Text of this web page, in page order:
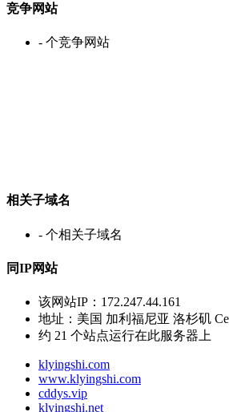
竞争网站
- 个竞争网站
相关子域名
- 个相关子域名
同IP网站
该网站IP： 172.247.44.161
地址： 美国 加利福尼亚 洛杉矶
约 21 个站点运行在此服务器上
klyingshi.com
www.klyingshi.com
cddys.vip
klyingshi.net